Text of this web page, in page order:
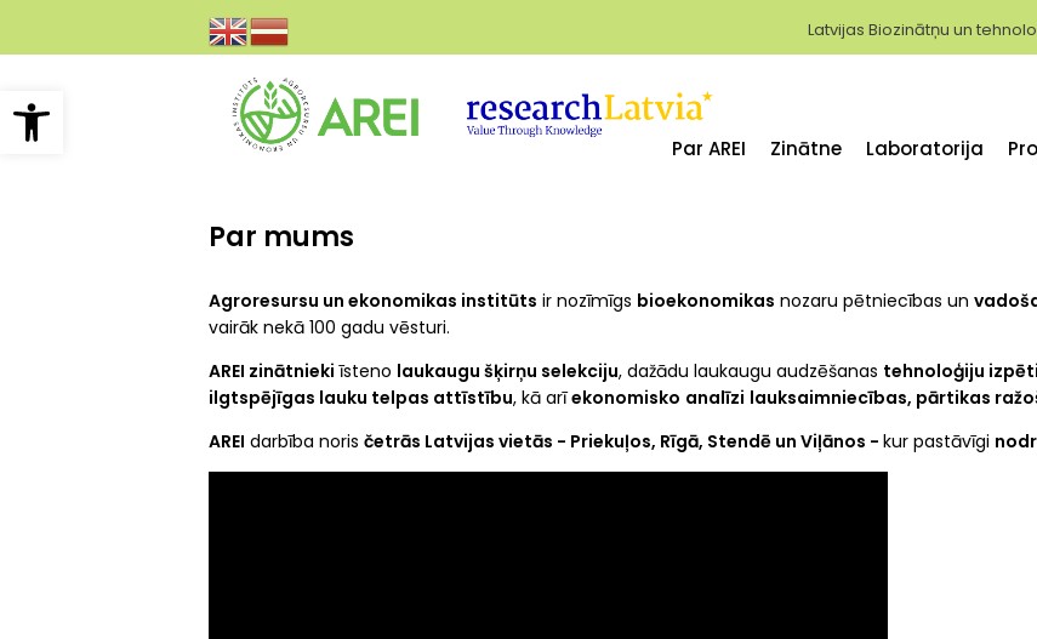
Open toolbar
galveno
Latvijas Biozinātņu un
Par AREI Zinātne Laboratorija
Par mums
Agroresursu un ekonomikas institūts ir nozīmīgs bioekonomikas nozaru pētniecības un
vairāk nekā 100 gadu vēsturi.
AREI zinātnieki īsteno laukaugu šķirņu selekciju, dažādu laukaugu audzēšanas tehnoloģiju izpēti
ilgtspējīgas lauku telpas attīstību, kā arīekonomisko analīzi lauksaimniecības, pārtikas
AREI darbība noris četrās Latvijas vietās - Priekuļos, Rīgā, Stendē un Viļānos - kur pastāvīgi